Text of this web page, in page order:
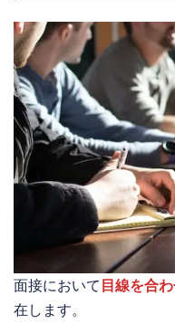
面接において 目線を合
在します。